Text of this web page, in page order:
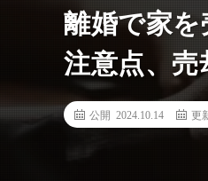
離婚で家
注意点、売
公開 2024.10.14 更